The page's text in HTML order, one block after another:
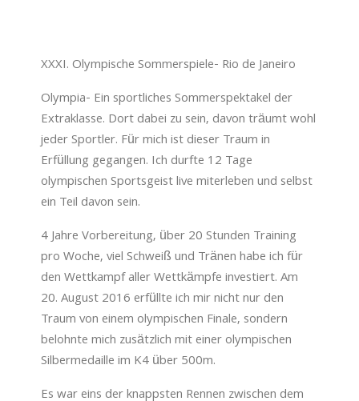
XXXI. Olympische Sommerspiele- Rio de Janeiro
Olympia- Ein sportliches Sommerspektakel der
Extraklasse. Dort dabei zu sein, davon träumt wohl
jeder Sportler. Für mich ist dieser Traum in
Erfüllung gegangen. Ich durfte 12 Tage
olympischen Sportsgeist live miterleben und selbst
ein Teil davon sein.
4 Jahre Vorbereitung, über 20 Stunden Training
pro Woche, viel Schweiß und Tränen habe ich für
den Wettkampf aller Wettkämpfe investiert. Am
20. August 2016 erfüllte ich mir nicht nur den
Traum von einem olympischen Finale, sondern
belohnte mich zusätzlich mit einer olympischen
Silbermedaille im K4 über 500m.
Es war eins der knappsten Rennen zwischen dem